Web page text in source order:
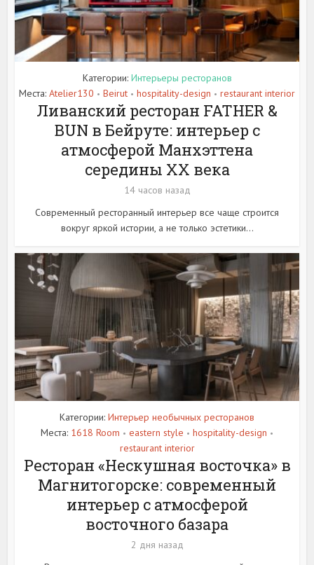
Категории: Интерьеры ресторанов
Места: Atelier130 • Beirut • hospitality-design • restaurant interior
Ливанский ресторан FATHER &
BUN в Бейруте: интерьер с
атмосферой Манхэттена
середины XX века
14 часов назад
Современный ресторанный интерьер все чаще строится
вокруг яркой истории, а не только эстетики...
Категории: Интерьер необычных ресторанов
Места: 1618 Room • eastern style • hospitality-design •
restaurant interior
Ресторан «Нескушная восточка» в
Магнитогорске: современный
интерьер с атмосферой
восточного базара
2 дня назад